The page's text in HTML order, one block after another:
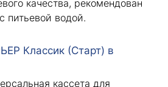
качества, рекомендован
питьевой водой.
Классик (Старт) в
кассета для